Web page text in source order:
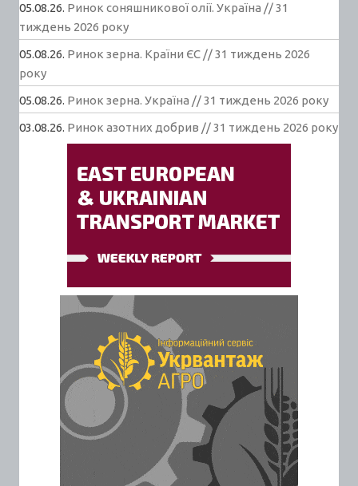
05.08.26. Ринок соняшникової олії. Україна // 31
тиждень 2026 року
05.08.26. Ринок зерна. Країни ЄС // 31 тиждень 2026
року
05.08.26. Ринок зерна. Україна // 31 тиждень 2026 року
03.08.26. Ринок азотних добрив // 31 тиждень 2026 року